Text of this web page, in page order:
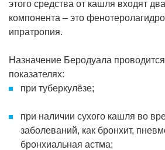
этого средства от кашля входят
компонента – это
ипратропия.
Назначение Беродуала
показателях:
при туберкулёзе;
при наличии сухого кашля во
заболеваний, как бронхит,
бронхиальная астма;